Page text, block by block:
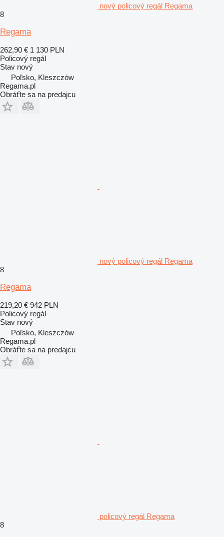
nový policový regál Regama
8
Regama
262,90 € 1 130 PLN
Policový regál
Stav nový
Poľsko, Kleszczów
Regama.pl
Obráťte sa na predajcu
nový policový regál Regama
8
Regama
219,20 € 942 PLN
Policový regál
Stav nový
Poľsko, Kleszczów
Regama.pl
Obráťte sa na predajcu
policový regál Regama
8